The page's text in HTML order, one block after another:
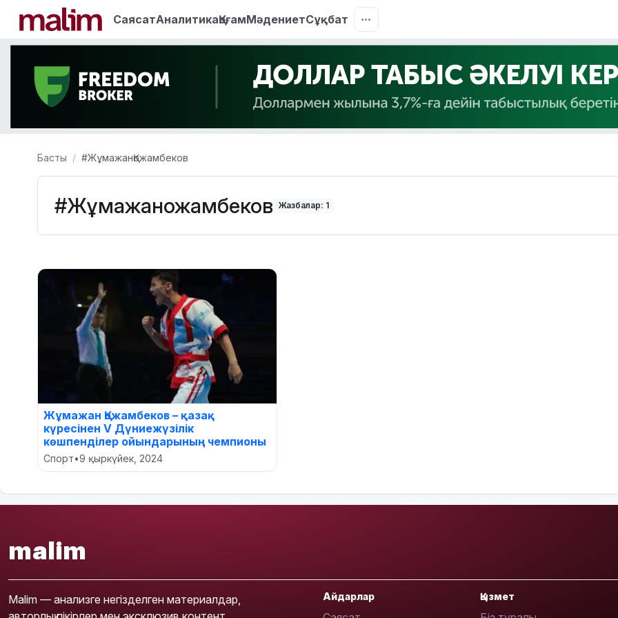
СаясатАналитикаҚоғамМәдениетСұқбат
Басты #ЖұмажанҚожамбеков
#ЖұмажанҚожамбеков Жазбалар: 1
Жұмажан Қожамбеков – қазақ
күресінен V Дүниежүзілік
көшпенділер ойындарының чемпионы
Спорт•9 қыркүйек, 2024
malim
Malim — анализге негізделген материалдар,
Айдарлар Қызмет